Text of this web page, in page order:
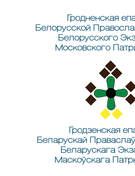
Гродненская
Белорусской
Белорусского
Московского
Гродзенская
Беларускай
Беларускага
Маскоўскага